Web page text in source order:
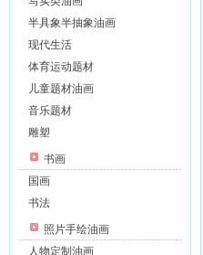
半具象半抽象油画
现代生活
体育运动题材
儿童题材油画
音乐题材
雕塑
书画
国画
书法
照片手绘油画
人物定制油画